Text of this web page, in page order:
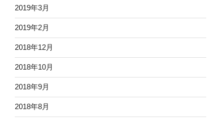
2019年3月
2019年2月
2018年12月
2018年10月
2018年9月
2018年8月